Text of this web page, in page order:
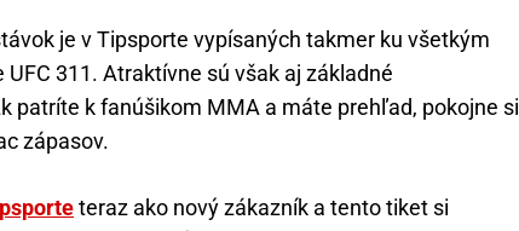
je v Tipsporte vypísaných takmer ku všetkým
311. Atraktívne sú však aj základné
patríte k fanúšikom MMA a máte prehľad, pokojne si
zápasov.
teraz ako nový zákazník a tento tiket si